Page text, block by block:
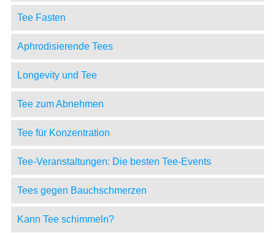
Tee Fasten
Aphrodisierende Tees
Longevity und Tee
Tee zum Abnehmen
Tee für Konzentration
Tee-Veranstaltungen: Die besten Tee-Events
Tees gegen Bauchschmerzen
Kann Tee schimmeln?